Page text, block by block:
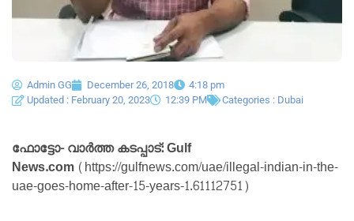
Admin GG December 26, 2018
4:18 pm
Updated : February 20, 2023
12:39 PM Categories : Dubai
ഫോട്ടോ- വാർത്ത കടപ്പാട്: Gulf
News.com (https://gulfnews.com/uae/illegal-indian-in-the-
uae-goes-home-after-15-years-1.61112751)